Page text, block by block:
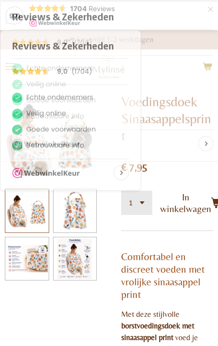
9,0
1704 Reviews ×
Levertijd 1-2 werkdagen
Voedingsdoek
Sinaasappelsprin
t
€ 7,95
In
winkelwagen
Comfortabel en
discreet voeden met
vrolijke sinaasappel
print
Met deze stijlvolle
borstvoedingsdoek met
sinaasappel printvoed je